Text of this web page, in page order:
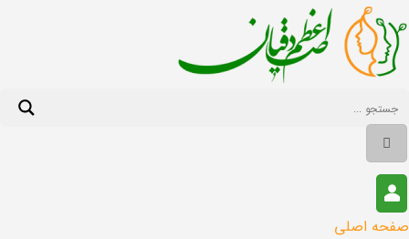
to
content
صفحه اصلی